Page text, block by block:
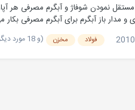
مستقل نمودن شوفاژ و آبگرم مصرفی هر
و مدار باز آبگرم برای آبگرم مصرفی
فولاد مخزن (و 18 مورد دیگر)